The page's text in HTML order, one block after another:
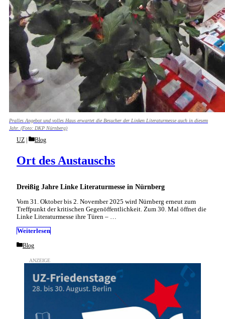
Pralles Angebot und volles Haus erwartet die Besucher der Linken Literaturmesse auch in diesem
Jahr. (Foto: DKP Nürnberg)
Dreißig Jahre Linke Literaturmesse in Nürnberg
Ort des Austauschs
UZ Categories
Blog
Vom 31. Oktober bis 2. November 2025 wird Nürnberg erneut zum
Treffpunkt der kritischen Gegenöffentlichkeit. Zum 30. Mal öffnet die
Linke Literaturmesse ihre Türen – …
Weiterlesen
Categories
Blog